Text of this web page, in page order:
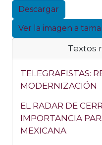
Descargar
Ver la imagen a
Textos
TELEGRAFISTAS:
MODERNIZACIÓN
EL RADAR DE
IMPORTANCIA
MEXICANA